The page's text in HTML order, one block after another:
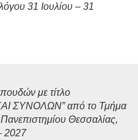
31 Ιουλίου – 31
με τίτλο
ΣΥΝΟΛΩΝ” από το Τμήμα
Θεσσαλίας,
2027